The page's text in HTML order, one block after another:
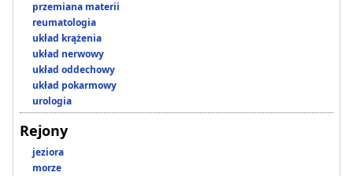
przemiana materii
reumatologia
układ krążenia
układ nerwowy
układ oddechowy
układ pokarmowy
urologia
Rejony
jeziora
morze